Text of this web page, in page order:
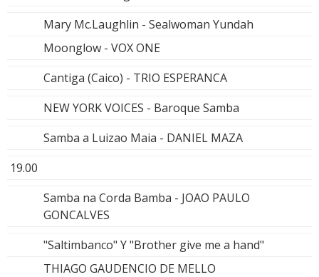
Mary Mc.Laughlin - Sealwoman Yundah
Moonglow - VOX ONE
Cantiga (Caico) - TRIO ESPERANCA
NEW YORK VOICES - Baroque Samba
Samba a Luizao Maia - DANIEL MAZA
19.00
Samba na Corda Bamba - JOAO PAULO
GONCALVES
"Saltimbanco" Y "Brother give me a hand"
THIAGO GAUDENCIO DE MELLO